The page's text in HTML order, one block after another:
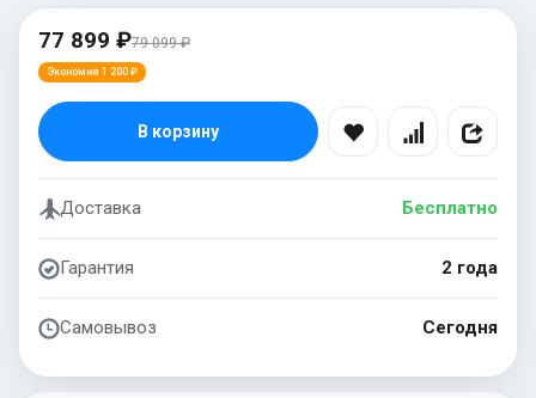
77 899 ₽79 099 ₽
Экономия 1 200 ₽
В корзину
Доставка Бесплатно
Гарантия 2 года
Самовывоз Сегодня